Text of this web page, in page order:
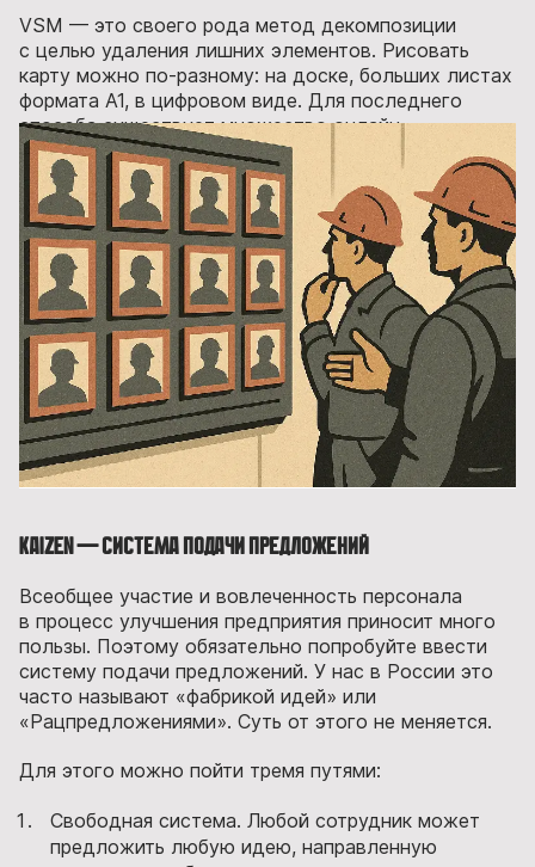
VSM — это своего рода метод декомпозиции
с целью удаления лишних элементов. Рисовать
карту можно по-разному: на доске, больших листах
формата А1, в цифровом виде. Для последнего
способа существует множество онлайн-
инструментов, например, сервис Visual Paradigm
Online.
Kaizen — система подачи предложений
Всеобщее участие и вовлеченность персонала
в процесс улучшения предприятия приносит много
пользы. Поэтому обязательно попробуйте ввести
систему подачи предложений. У нас в России это
часто называют «фабрикой идей» или
«Рацпредложениями». Суть от этого не меняется.
Для этого можно пойти тремя путями:
Свободная система. Любой сотрудник может
предложить любую идею, направленную